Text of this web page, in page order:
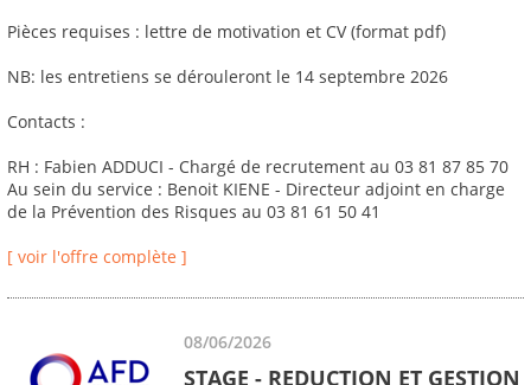
Pièces requises : lettre de motivation et CV (format pdf)
NB: les entretiens se dérouleront le 14 septembre 2026
Contacts :
RH : Fabien ADDUCI - Chargé de recrutement au 03 81 87 85 70
Au sein du service : Benoit KIENE - Directeur adjoint en charge
de la Prévention des Risques au 03 81 61 50 41
[ voir l'offre complète ]
08/06/2026
STAGE - REDUCTION ET GESTION